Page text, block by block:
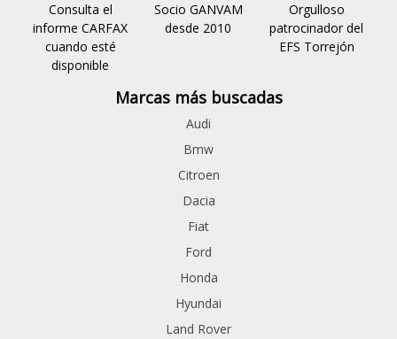
Consulta el
informe CARFAX
cuando esté
disponible
Socio GANVAM
desde 2010
Orgulloso
patrocinador del
EFS Torrejón
Marcas más buscadas
Audi
Bmw
Citroen
Dacia
Fiat
Ford
Honda
Hyundai
Land Rover